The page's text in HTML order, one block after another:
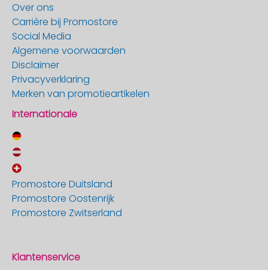
Over ons
Carrière bij Promostore
Social Media
Algemene voorwaarden
Disclaimer
Privacyverklaring
Merken van promotieartikelen
Internationale
Promostore Duitsland
Promostore Oostenrijk
Promostore Zwitserland
Klantenservice